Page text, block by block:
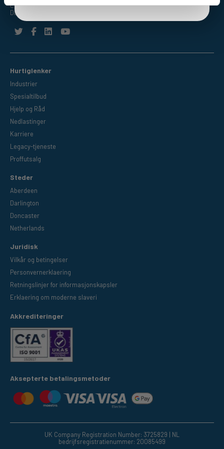
Co Durham,
DL1 4WF
Hurtiglenker
Industrier
Spesialtilbud
Hjelp og Råd
Nedlastinger
Karriere
Legacy-tjeneste
Proffutsalg
Steder
Aberdeen
Darlington
Doncaster
Netherlands
Juridisk
Vilkår og betingelser
Personvernerklaering
Retningslinjer for informasjonskapsler
Erklaering om moderne slaveri
Akkrediteringer
Aksepterte betalingsmetoder
UK Company Registration Number: 3725829 | NL
bedrijfsregistratienummer: 20085499